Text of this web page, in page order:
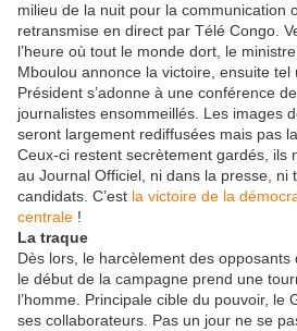
milieu de la nuit pour la communication
retransmise en direct par Télé Congo.
l’heure où tout le monde dort, le
Mboulou annonce la victoire, ensuite tel
Président s’adonne à une conférence
journalistes ensommeillés. Les images
seront largement rediffusées mais pas
Ceux-ci restent secrètement gardés, ils
au Journal Officiel, ni dans la presse, ni
candidats. C’est la victoire de la
centrale !
La traque
Dès lors, le harcèlement des
le début de la campagne prend une
l’homme. Principale cible du pouvoir, le
ses collaborateurs. Pas un jour ne se